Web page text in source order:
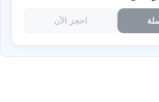
احجز الآن